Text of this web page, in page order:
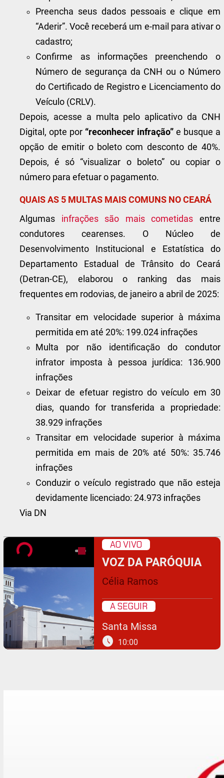
Preencha seus dados pessoais e clique em
“Aderir”. Você receberá um e-mail para ativar o
cadastro;
Confirme as informações preenchendo o
Número de segurança da CNH ou o Número
do Certificado de Registro e Licenciamento do
Veículo (CRLV).
Depois, acesse a multa pelo aplicativo da CNH
Digital, opte por “reconhecer infração” e busque a
opção de emitir o boleto com desconto de 40%.
Depois, é só “visualizar o boleto” ou copiar o
número para efetuar o pagamento.
QUAIS AS 5 MULTAS MAIS COMUNS NO CEARÁ
Algumas infrações são mais cometidas entre
condutores cearenses. O Núcleo de
Desenvolvimento Institucional e Estatística do
Departamento Estadual de Trânsito do Ceará
(Detran-CE), elaborou o ranking das mais
frequentes em rodovias, de janeiro a abril de 2025:
Transitar em velocidade superior à máxima
permitida em até 20%: 199.024 infrações
Multa por não identificação do condutor
infrator imposta à pessoa jurídica: 136.900
infrações
Deixar de efetuar registro do veículo em 30
dias, quando for transferida a propriedade:
38.929 infrações
Transitar em velocidade superior à máxima
permitida em mais de 20% até 50%: 35.746
infrações
Conduzir o veículo registrado que não esteja
devidamente licenciado: 24.973 infrações
Via DN
AO VIVO
VOZ DA PARÓQUIA
Célia Ramos
A SEGUIR
Santa Missa
schedule 10:00